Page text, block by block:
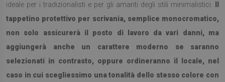
ideale per i tradizionalisti e per gli amanti degli stili minimalistici.
tappetino protettivo per scrivania, semplice monocromatico,
non solo assicurerà il posto di lavoro da vari danni, ma
aggiungerà anche un carattere moderno se saranno
selezionati in contrasto, oppure ordineranno il locale, nel
caso in cui scegliessimo una tonalità dello stesso colore con